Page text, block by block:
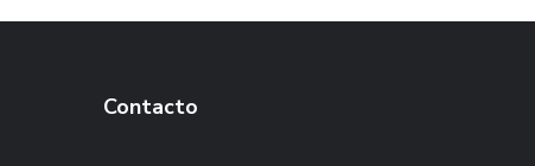
Contacto